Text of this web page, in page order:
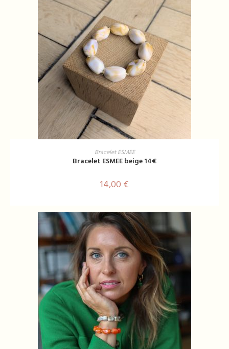
AJOUTER AU PANIER
Bracelet ESMEE
Bracelet ESMEE beige 14€
14,00 €